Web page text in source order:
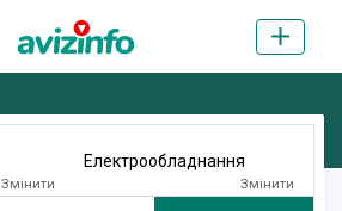
Змінити
Електрообладнання
Змінити